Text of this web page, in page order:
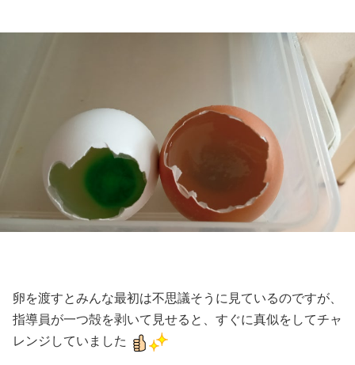
卵を渡すとみんな最初は不思議そうに見ているのですが、
指導員が一つ殻を剥いて見せると、すぐに真似をしてチャ
レンジしていました